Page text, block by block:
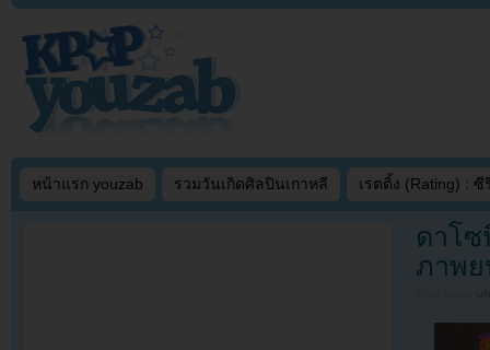
หน้าแรก youzab รวมวันเกิดศิลปินเกาหลี เรตติ้ง (Rating) : ซี
ดาโซ
ภาพย